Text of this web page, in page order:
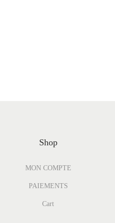
Shop
MON COMPTE
PAIEMENTS
Cart